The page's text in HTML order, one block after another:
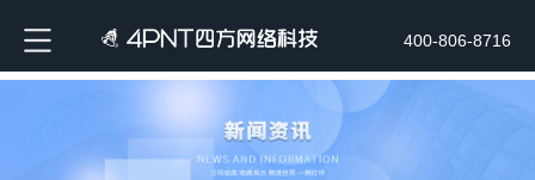
400-806-8716